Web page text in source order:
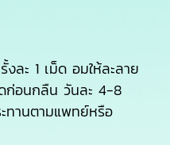
ละ 1 เม็ด อมให้ละลาย
ดก่อนกลืน วันละ 4-8
ทานตามแพทย์หรือ